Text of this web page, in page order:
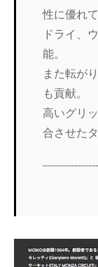
性に優れ
ドライ、
能。
また転が
も貢献。
高いグリ
合させた